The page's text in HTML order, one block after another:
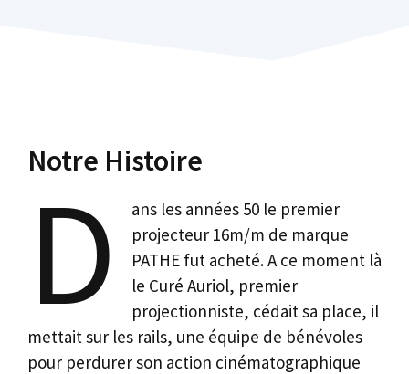
Notre Histoire
D
ans les années 50 le premier
projecteur 16m/m de marque
PATHE fut acheté. A ce moment là
le Curé Auriol, premier
projectionniste, cédait sa place, il
mettait sur les rails, une équipe de bénévoles
pour perdurer son action cinématographique